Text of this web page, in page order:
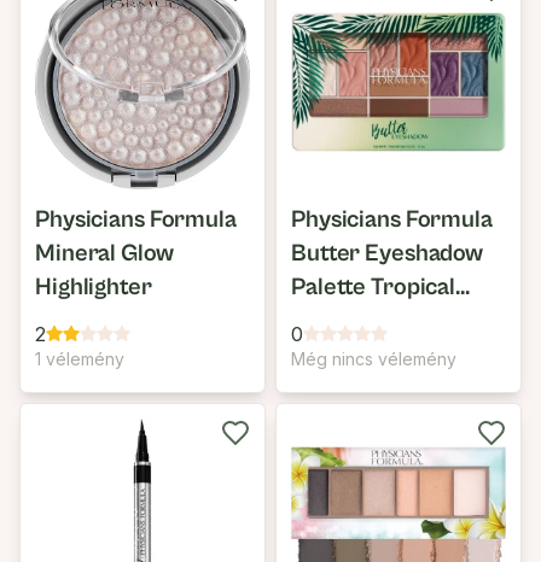
Physicians Formula
Mineral Glow
Highlighter
2
1 vélemény
Physicians Formula
Butter Eyeshadow
Palette Tropical
Days
0
Még nincs vélemény